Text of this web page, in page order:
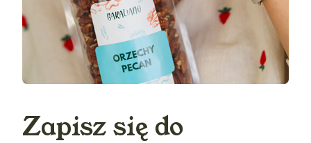
Zapisz się do